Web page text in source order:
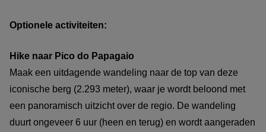
Optionele activiteiten:
Hike naar Pico do Papagaio
Maak een uitdagende wandeling naar de top van deze
iconische berg (2.293 meter), waar je wordt beloond met
een panoramisch uitzicht over de regio. De wandeling
duurt ongeveer 6 uur (heen en terug) en wordt aangeraden